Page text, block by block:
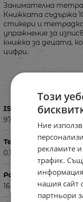
Занимателна
Книжката съдържа
стикери и
упражнение за
книжка за децата,
цифри.
ISBN
9789543611775
Тегло в кг
0.155
Размери в см
16.5 х 23.5
Този
Ние
рекламите
трафик.
информация
нашия сайт
партньори